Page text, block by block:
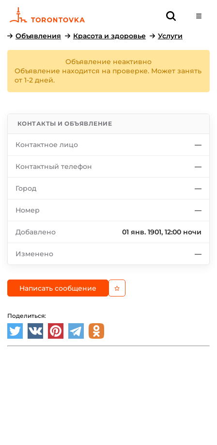
Объявления Красота и здоровье Услуги
Объявление неактивно
Объявление находится на проверке. Может занять
от 1-2 дней.
КОНТАКТЫ И ОБЪЯВЛЕНИЕ
Контактное лицо —
Контактный телефон —
Город —
Номер —
Добавлено 01 янв. 1901, 12:00 ночи
Изменено —
Написать сообщение
Поделиться: